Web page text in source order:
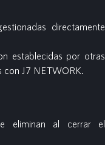
directamente
establecidas por otras
con J7 NETWORK.
eliminan al cerrar el